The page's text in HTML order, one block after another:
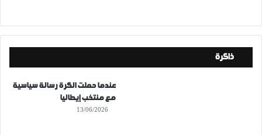
ذاكرة
عندما حملت الكرة رسالة سياسية
مع منتخب إيطاليا
13/06/2026